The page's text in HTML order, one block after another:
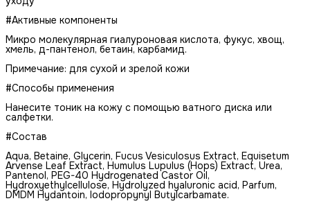
#Активные компоненты
Микро молекулярная гиалуроновая кислота, фукус, хвощ,
хмель, д-пантенол, бетаин, карбамид.
Примечание: для сухой и зрелой кожи
#Способы применения
Нанесите тоник на кожу с помощью ватного диска или
салфетки.
#Состав
Aqua, Betaine, Glycerin, Fucus Vesiculosus Extract, Equisetum
Arvense Leaf Extract, Humulus Lupulus (Hops) Extract, Urea,
Pantenol, PEG-40 Hydrogenated Castor Oil,
Hydroxyethylcellulose, Hydrolyzed hyaluronic acid, Parfum,
DMDM Hydantoin, Iodopropynyl Butylcarbamate.